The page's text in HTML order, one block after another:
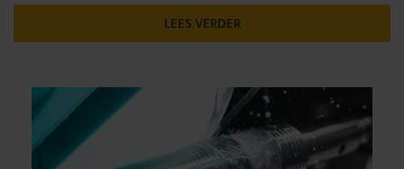
LEES VERDER